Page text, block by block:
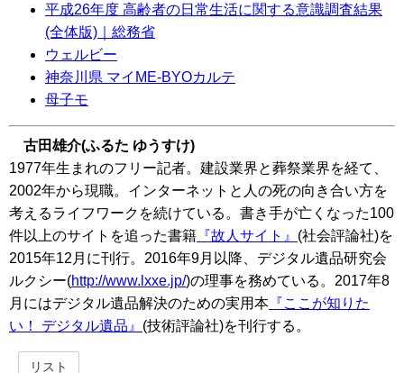
平成26年度 高齢者の日常生活に関する意識調査結果
(全体版)｜総務省
ウェルビー
神奈川県 マイME-BYOカルテ
母子モ
古田雄介(ふるた ゆうすけ)
1977年生まれのフリー記者。建設業界と葬祭業界を経て、
2002年から現職。インターネットと人の死の向き合い方を
考えるライフワークを続けている。書き手が亡くなった100
件以上のサイトを追った書籍 『故人サイト』 (社会評論社)を
2015年12月に刊行。2016年9月以降、デジタル遺品研究会
ルクシー(http://www.lxxe.jp/)の理事を務めている。2017年8
月にはデジタル遺品解決のための実用本 『ここが知りた
い！ デジタル遺品』 (技術評論社)を刊行する。
リスト